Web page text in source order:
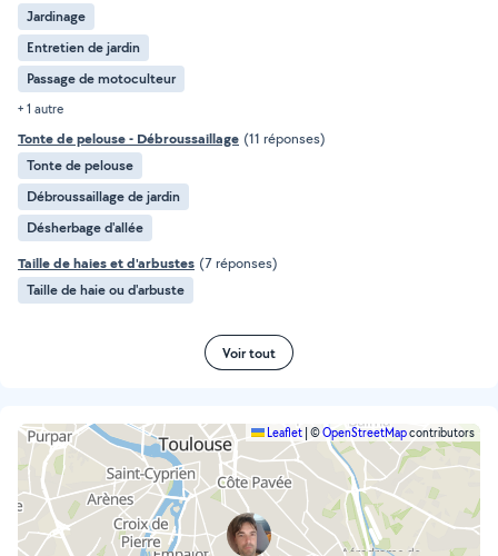
Jardinage
Entretien de jardin
Passage de motoculteur
+ 1 autre
Tonte de pelouse - Débroussaillage (11 réponses)
Tonte de pelouse
Débroussaillage de jardin
Désherbage d'allée
Taille de haies et d'arbustes (7 réponses)
Taille de haie ou d'arbuste
Voir tout
Leaflet ©OpenStreetMapcontributors